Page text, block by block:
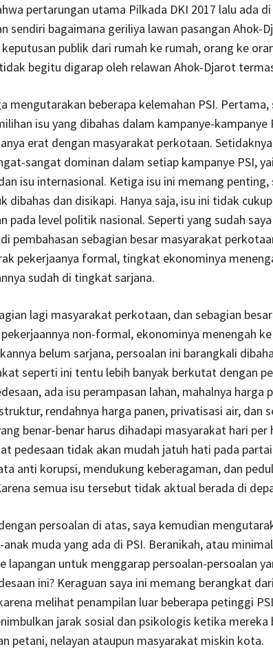
pertarungan utama Pilkada DKI 2017 lalu ada
sendiri bagaimana geriliya lawan pasangan Ahok-
publik dari rumah ke rumah, orang ke
begitu digarap oleh relawan Ahok-Djarot
mengutarakan beberapa kelemahan PSI. Pertama,
isu yang dibahas dalam kampanye-kampanye
erat dengan masyarakat perkotaan.
sangat dominan dalam setiap kampanye PSI,
isu internasional. Ketiga isu ini memang penting,
dibahas dan disikapi. Hanya saja, isu ini tidak
pada level politik nasional. Seperti yang sudah
pembahasan sebagian besar masyarakat
pekerjaanya formal, tingkat ekonominya
sudah di tingkat sarjana.
lagi masyarakat perkotaan, dan sebagian
non-formal, ekonominya menengah
belum sarjana, persoalan ini barangkali
seperti ini tentu lebih banyak berkutat dengan
ada isu perampasan lahan, mahalnya harga
rendahnya harga panen, privatisasi air, dan
benar-benar harus dihadapi masyarakat hari per
pedesaan tidak akan mudah jatuh hati pada
anti korupsi, mendukung keberagaman, dan
semua isu tersebut tidak aktual berada di
persoalan di atas, saya kemudian
anak muda yang ada di PSI. Beranikah, atau
lapangan untuk menggarap persoalan-persoalan
ini? Keraguan saya ini memang berangkat
melihat penampilan luar beberapa petinggi
jarak sosial dan psikologis ketika mereka
petani, nelayan ataupun masyarakat miskin kota.